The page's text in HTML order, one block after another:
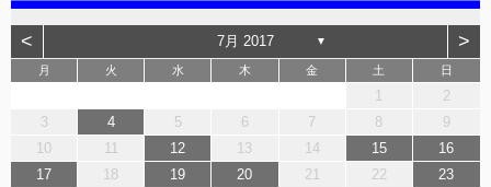
< 7月 2017 ▼ >
月 火 水 木 金 土 日
1
2
3
4 5 6 7 8
9
10
11 12 13 14 15
16
17
18 19 20 21 22
23